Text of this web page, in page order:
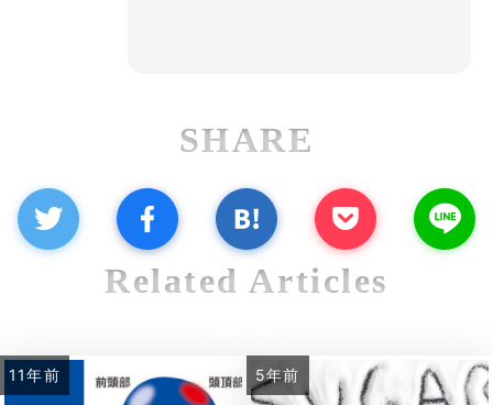
SHARE
Related Articles
11年前 5年前